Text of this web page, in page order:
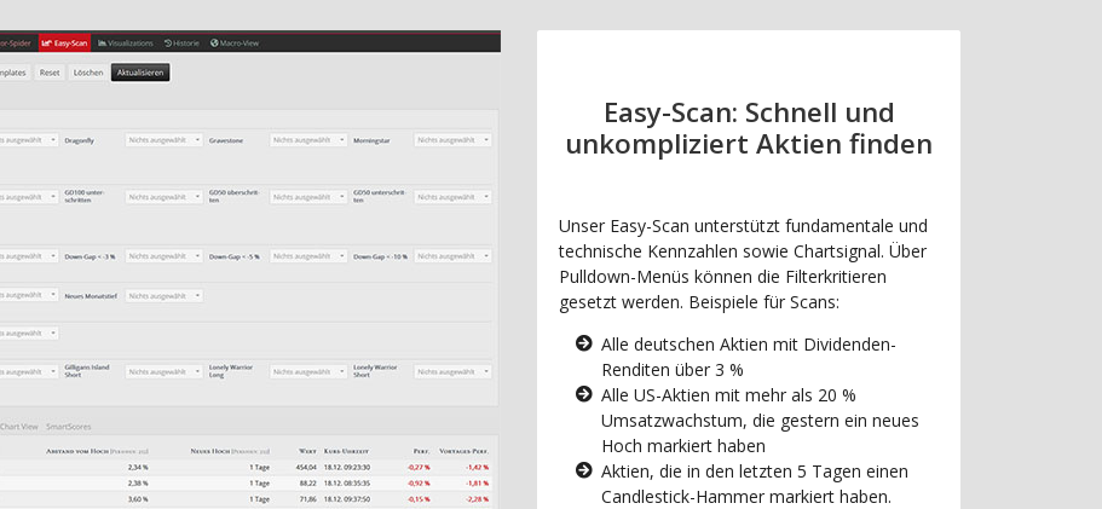
Easy-Scan: Schnell und
unkompliziert Aktien finden
Unser Easy-Scan unterstützt fundamentale und
technische Kennzahlen sowie Chartsignal. Über
Pulldown-Menüs können die Filterkritieren
gesetzt werden. Beispiele für Scans:
Alle deutschen Aktien mit Dividenden-
Renditen über 3 %
Alle US-Aktien mit mehr als 20 %
Umsatzwachstum, die gestern ein neues
Hoch markiert haben
Aktien, die in den letzten 5 Tagen einen
Candlestick-Hammer markiert haben.